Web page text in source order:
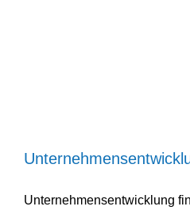
Unternehmens­entwicklung